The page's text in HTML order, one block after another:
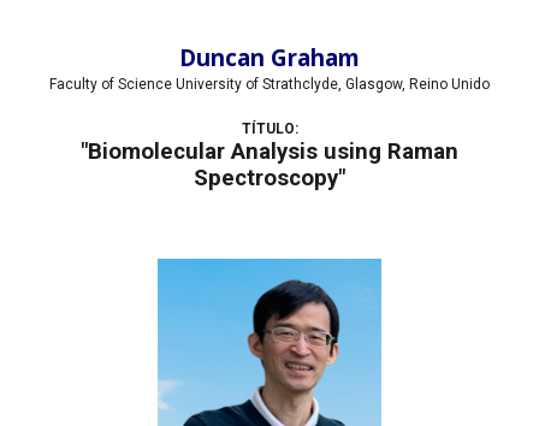
Duncan Graham
Faculty of Science University of Strathclyde, Glasgow, Reino Unido
TÍTULO:
"Biomolecular Analysis using Raman
Spectroscopy"